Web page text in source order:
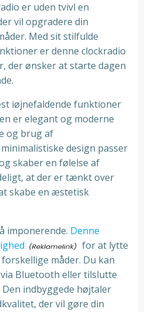
er uden tvivl en
vil opgradere din
Med sit stilfulde
er denne clockradio
der ønsker at starte dagen
iøjnefaldende funktioner
er elegant og moderne
og brug af
design passer
skaber en følelse af
at der er tænkt over
skabe en æstetisk
imponerende. Denne
for at lytte
måder. Du kan
Bluetooth eller tilslutte
indbyggede højtaler
der vil gøre din